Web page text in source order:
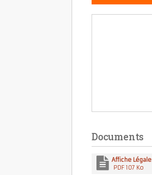
Documents
Affiche Légale
PDF 107 Ko